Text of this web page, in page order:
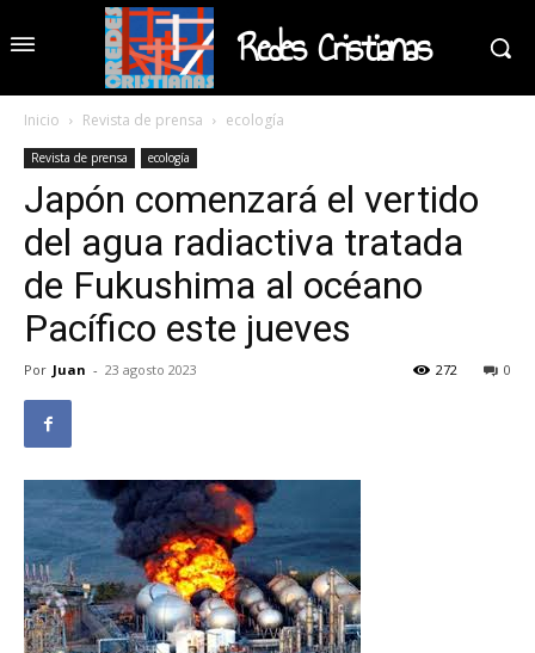
Redes Cristianas
Inicio Revista de prensa ecología
Revista de prensa ecología
Japón comenzará el vertido
del agua radiactiva tratada
de Fukushima al océano
Pacífico este jueves
Por Juan - 23 agosto 2023 0
272